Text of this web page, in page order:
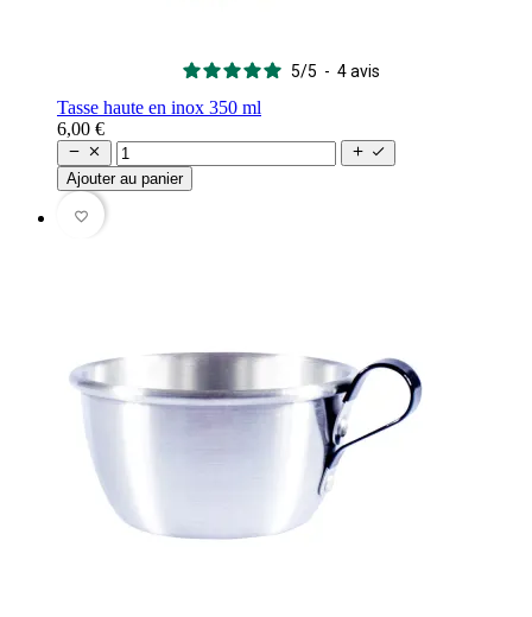
5/5 - 4avis
Tasse haute en inox 350 ml
6,00 €
   
Ajouter au panier
favorite_border